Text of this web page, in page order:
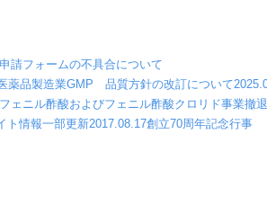
請フォームの不具合について
薬品製造業GMP 品質方針の改訂について
フェニル酢酸およびフェニル酢酸クロリド事業撤
ト情報一部更新2017.08.17創立70周年記念行事